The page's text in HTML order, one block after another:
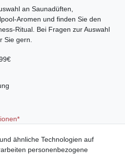
an Saunadüften,
und finden Sie den
Bei Fragen zur Auswahl
Sie gern.
ähnliche Technologien auf
personenbezogene